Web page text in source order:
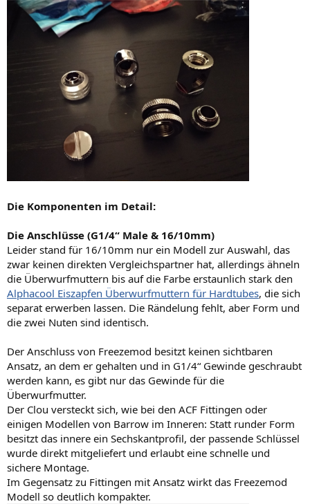
Die Komponenten im Detail:
Die Anschlüsse (G1/4“ Male & 16/10mm)
Leider stand für 16/10mm nur ein Modell zur Auswahl, das
zwar keinen direkten Vergleichspartner hat, allerdings ähneln
die Überwurfmuttern bis auf die Farbe erstaunlich stark den
Alphacool Eiszapfen Überwurfmuttern für Hardtubes, die sich
separat erwerben lassen. Die Rändelung fehlt, aber Form und
die zwei Nuten sind identisch.
Der Anschluss von Freezemod besitzt keinen sichtbaren
Ansatz, an dem er gehalten und in G1/4“ Gewinde geschraubt
werden kann, es gibt nur das Gewinde für die
Überwurfmutter.
Der Clou versteckt sich, wie bei den ACF Fittingen oder
einigen Modellen von Barrow im Inneren: Statt runder Form
besitzt das innere ein Sechskantprofil, der passende Schlüssel
wurde direkt mitgeliefert und erlaubt eine schnelle und
sichere Montage.
Im Gegensatz zu Fittingen mit Ansatz wirkt das Freezemod
Modell so deutlich kompakter.